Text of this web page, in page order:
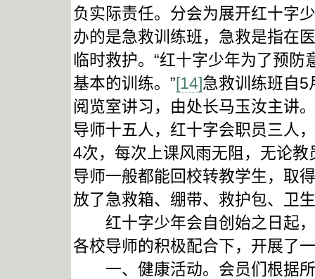
负实际责任。分会为展开红十字
办的是急救训练班，急救是指在
临时救护。“红十字少年为了预
基本的训练。”[14]急救训练班自5
阅览室讲习，由处长马玉汝主讲
导师十五人，红十字会职员三人
4次，每次上课风雨无阻，无论
导师一般都能回校转教学生，取
放了急救箱、绷带、救护包、卫
红十字少年会自创始之日起，
各校导师的积极配合下，开展了
一、健康活动。会员们根据所